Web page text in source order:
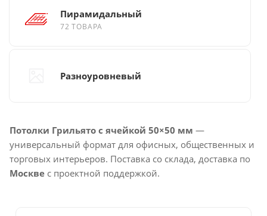
Пирамидальный
72 ТОВАРА
Разноуровневый
Потолки Грильято с ячейкой 50×50 мм —
универсальный формат для офисных, общественных и
торговых интерьеров. Поставка со склада, доставка по
Москве с проектной поддержкой.